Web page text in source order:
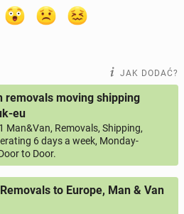
JAK DODAĆ?
removals moving shipping
eu
Man&Van, Removals, Shipping,
6 days a week, Monday-
to Door.
to Europe, Man & Van